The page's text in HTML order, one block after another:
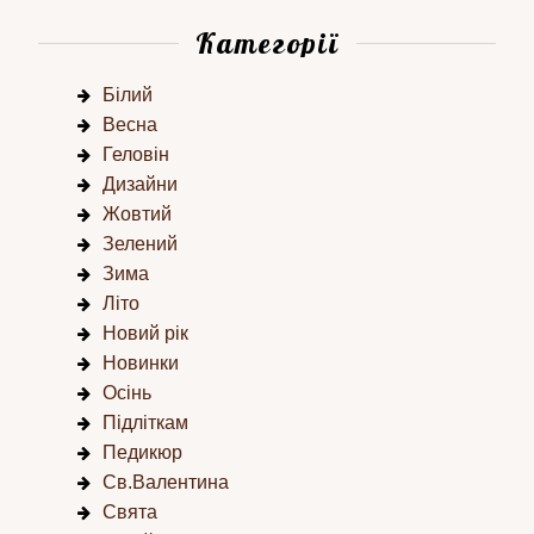
Категорії
Білий
Весна
Геловін
Дизайни
Жовтий
Зелений
Зима
Літо
Новий рік
Новинки
Осінь
Підліткам
Педикюр
Св.Валентина
Свята